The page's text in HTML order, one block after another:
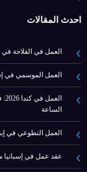
أحدث المقالات
العمل في الفلاحة في فرنسا 2026 براتب 12
العمل الموسمي في إسبانيا 2026 مع راتب
الساعة
العمل التطوعي في
عقد عمل في إسبانيا